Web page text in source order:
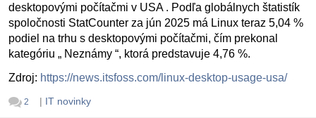
desktopovými počítačmi v USA . Podľa globálnych štatistík
spoločnosti StatCounter za jún 2025 má Linux teraz 5,04 %
podiel na trhu s desktopovými počítačmi, čím prekonal
kategóriu „ Neznámy “, ktorá predstavuje 4,76 %.
Zdroj: https://news.itsfoss.com/linux-desktop-usage-usa/
2 | IT novinky